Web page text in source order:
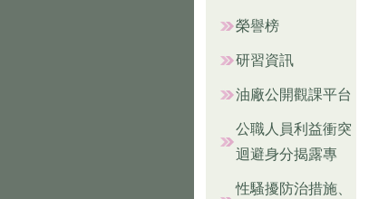
榮譽榜
研習資訊
油廠公開觀課平台
公職人員利益衝突
迴避身分揭露專
性騷擾防治措施、